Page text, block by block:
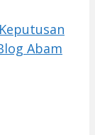
Keputusan
Abam